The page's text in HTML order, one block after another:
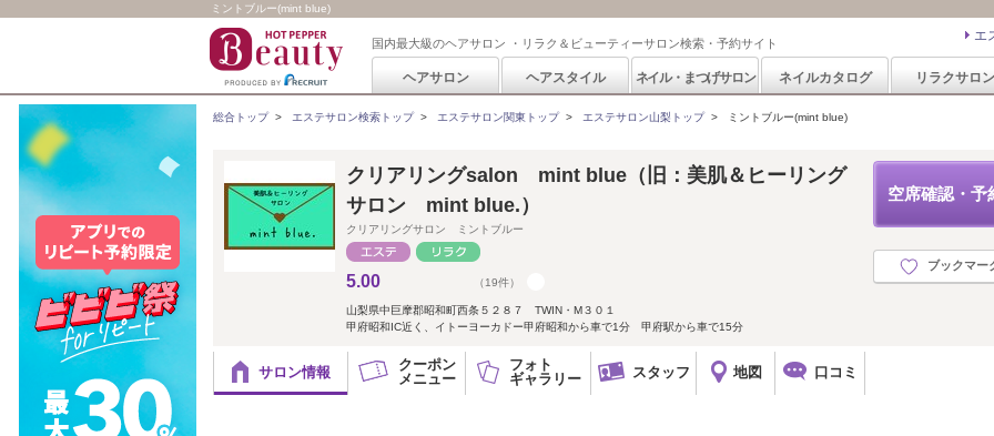
ミントブルー(mint blue)
国内最大級のヘアサロン ・リラク＆ビューティーサロン検索・予約サイト エ
ヘアサロン ヘアスタイル ネイル・まつげサロン ネイルカタログ リラクサロン
総合トップ> エステサロン検索トップ> エステサロン関東トップ> エステサロン山梨トップ> ミントブルー(mint blue)
空席確認・予
ブックマー
クリアリングsalon mint blue（旧：美肌＆ヒーリング
サロン mint blue.）
クリアリングサロン ミントブルー
5.00 （19件）
山梨県中巨摩郡昭和町西条５２８７ TWIN・M３０１
甲府昭和IC近く、イトーヨーカドー甲府昭和から車で1分 甲府駅から車で15分
サロン情報
クーポン
メニュー
フォト
ギャラリー
スタッフ 地図 口コミ